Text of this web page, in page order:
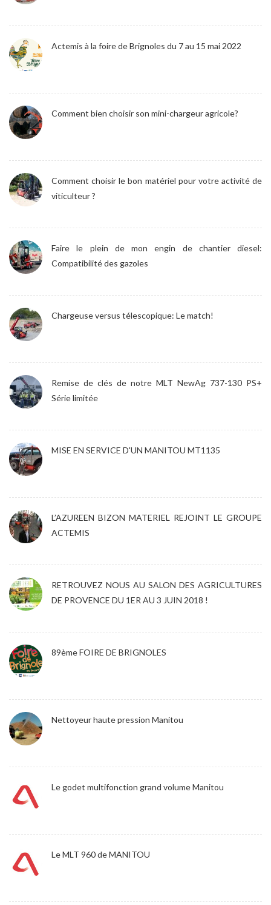
Actemis à la foire de Brignoles du 7 au 15 mai 2022
Comment bien choisir son mini-chargeur agricole?
Comment choisir le bon matériel pour votre activité de
viticulteur ?
Faire le plein de mon engin de chantier diesel:
Compatibilité des gazoles
Chargeuse versus télescopique: Le match!
Remise de clés de notre MLT NewAg 737-130 PS+
Série limitée
MISE EN SERVICE D'UN MANITOU MT1135
L’AZUREEN BIZON MATERIEL REJOINT LE GROUPE
ACTEMIS
RETROUVEZ NOUS AU SALON DES AGRICULTURES
DE PROVENCE DU 1ER AU 3 JUIN 2018 !
89ème FOIRE DE BRIGNOLES
Nettoyeur haute pression Manitou
Le godet multifonction grand volume Manitou
Le MLT 960 de MANITOU